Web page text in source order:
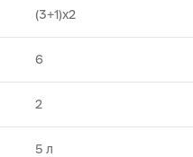
(3+1)х2
6
2
5 л